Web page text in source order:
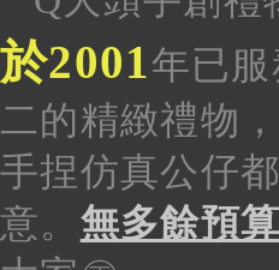
於2001年已
二的精緻禮物
手捏仿真公仔
意。 無多餘預